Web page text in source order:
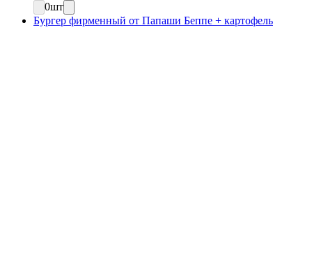
0шт
Бургер фирменный от Папаши Беппе + картофель